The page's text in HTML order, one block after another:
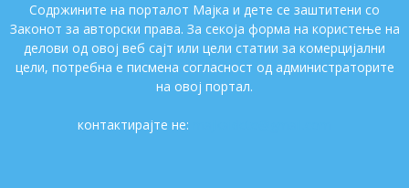
Содржините на порталот Мајка и дете се заштитени со
Законот за авторски права. За секоја форма на користење на
делови од овој веб сајт или цели статии за комерцијални
цели, потребна е писмена согласност од администраторите
на овој портал.
контактирајте не: